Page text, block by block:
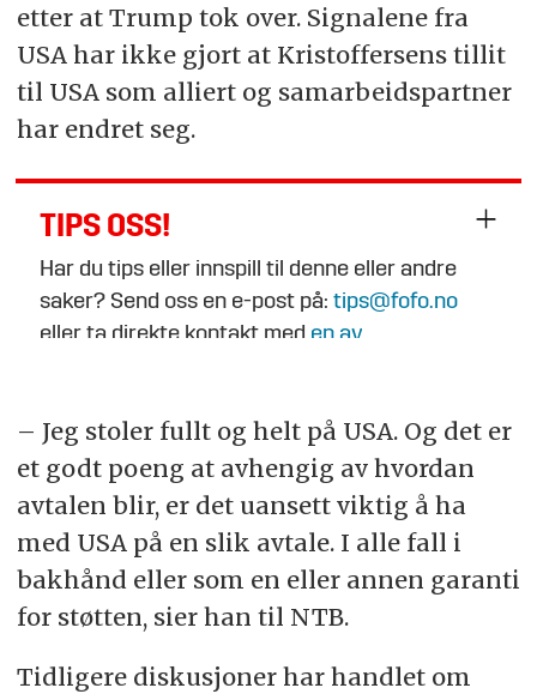
etter at Trump tok over. Signalene fra
USA har ikke gjort at Kristoffersens tillit
til USA som alliert og samarbeidspartner
har endret seg.
TIPS OSS!
Har du tips eller innspill til denne eller andre
saker? Send oss en e-post på:tips@fofo.no
eller ta direkte kontakt med en av
– Jeg stoler fullt og helt på USA. Og det er
et godt poeng at avhengig av hvordan
avtalen blir, er det uansett viktig å ha
med USA på en slik avtale. I alle fall i
bakhånd eller som en eller annen garanti
for støtten, sier han til NTB.
Tidligere diskusjoner har handlet om